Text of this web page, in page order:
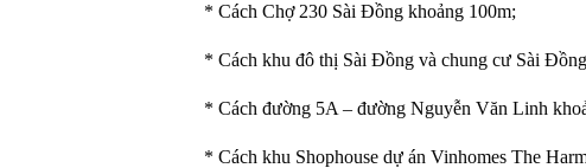
* Cách Chợ 230 Sài Đồng khoảng 100m;
* Cách khu đô thị Sài Đồng và chung cư Sài
* Cách đường 5A – đường Nguyễn Văn Linh
* Cách khu Shophouse dự án Vinhomes The